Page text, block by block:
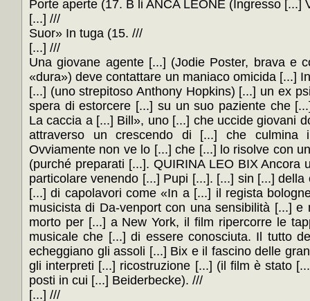
Porte aperte (17. B li ANCA LEONE (Ingresso [...]
[...] ///
Suor» In tuga (15. ///
[...] ///
Una giovane agente [...] (Jodie Poster, brava e
«dura») deve contattare un maniaco omicida [...]
[...] (uno strepitoso Anthony Hopkins) [...] un ex
spera di estorcere [...] su un suo paziente che
La caccia a [...] Bill», uno [...] che uccide giovani
attraverso un crescendo di [...] che culmina
Ovviamente non ve lo [...] che [...] lo risolve con
(purché preparati [...]. QUIRINA LEO BIX Ancora
particolare venendo [...] Pupi [...]. [...] sin [...]
[...] di capolavori come «In a [...] il regista
musicista di Da-venport con una sensibilità [...]
morto per [...] a New York, il film ripercorre le
musicale che [...] di essere conosciuta. Il tutto
echeggiano gli assoli [...] Bix e il fascino delle
gli interpreti [...] ricostruzione [...] (il film è stato
posti in cui [...] Beiderbecke). ///
[...] ///